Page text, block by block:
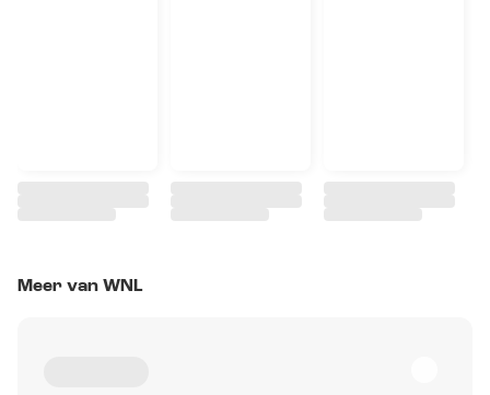
Meer van WNL